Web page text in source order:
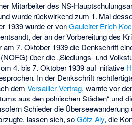
Mitarbeiter des NS-
wurde rückwirkend zum 1. Mai
1939 wurde er vonGauleiter Erich
entsandt, der an der Vorbereitung des
am 7. Oktober 1939 die Denkschrift
(NOFG) über die „Siedlungs- und
4. bis 7. Oktober 1939 auf Initiative
In der Denkschrift
demVersailler Vertrag, warnte vor
aus den polnischen Städten“ und
Schieder die
lassen sich, soGötz Aly, die